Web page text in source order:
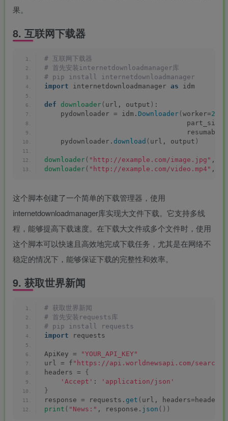
果。
8. 互联网下载器
# 互联网下载器
# 首先安装internetdownloadmanager库
# pip install internetdownloadmanager
import internetdownloadmanager as idm
def downloader ( url, output ) :
    pydownloader = idm.
Downloader ( worker=20
                                   part_size=
                                   resumable=
    pydownloader.
download ( url, output )
downloader ( "http://example.com/image.jpg" ,
downloader ( "http://example.com/video.mp4" ,
这个脚本创建了一个简单的下载管理器，使用
internetdownloadmanager库实现大文件下载。它支持多线
程，能够提高下载速度。在下载大文件或多个文件时，使用
这个脚本可以快速且高效地完成下载任务，尤其是在网络不
稳定的情况下，能够保证下载的完整性和效率。
9. 获取世界新闻
# 获取世界新闻
# 首先安装requests库
# pip install requests
import requests
ApiKey =
"YOUR_API_KEY"
url = f "https://api.worldnewsapi.com/search-
headers = {
'Accept' :
'application/json'
}
response = requests. get ( url, headers=headers
print ( "News:" , response. json ())